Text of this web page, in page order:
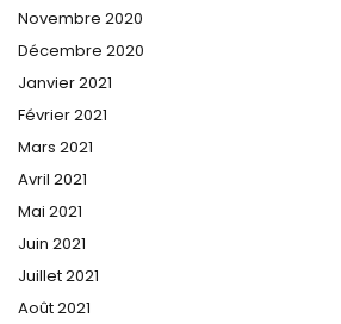
Novembre 2020
Décembre 2020
Janvier 2021
Février 2021
Mars 2021
Avril 2021
Mai 2021
Juin 2021
Juillet 2021
Août 2021